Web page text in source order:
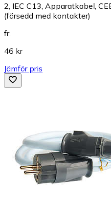
2, IEC C13, Apparatkabel,
(försedd med kontakter)
fr.
46 kr
Jämför pris